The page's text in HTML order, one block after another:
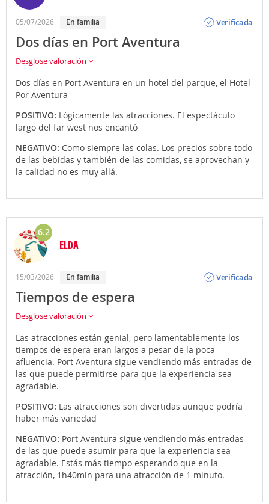
05/07/2026 En familia
Verificada
Dos días en Port Aventura
Desglose valoración
Dos días en Port Aventura en un hotel del parque, el Hotel
Por Aventura
POSITIVO: Lógicamente las atracciones. El espectáculo
largo del far west nos encantó
NEGATIVO: Como siempre las colas. Los precios sobre todo
de las bebidas y también de las comidas, se aprovechan y
la calidad no es muy allá.
6.2
ELDA
15/03/2026 En familia
Verificada
Tiempos de espera
Desglose valoración
Las atracciones están genial, pero lamentablemente los
tiempos de espera eran largos a pesar de la poca
afluencia. Port Aventura sigue vendiendo más entradas de
las que puede permitirse para que la experiencia sea
agradable.
POSITIVO: Las atracciones son divertidas aunque podría
haber más variedad
NEGATIVO: Port Aventura sigue vendiendo más entradas
de las que puede asumir para que la experiencia sea
agradable. Estás más tiempo esperando que en la
atracción, 1h40min para una atracción de 1 minuto.